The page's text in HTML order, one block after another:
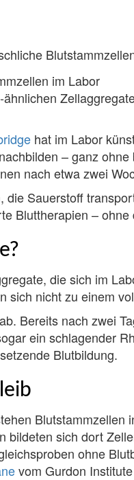
hat im Labor
– ganz
nach etwa zwei
Sauerstoff
Bluttherapien –
die sich im
sich nicht zu einem
Bereits nach zwei
ein schlagender
Blutbildung.
bildeten sich dort
ohne
vom Gurdon